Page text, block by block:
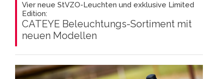
Vier neue StVZO-Leuchten und exklusive Limited
Edition:
CATEYE Beleuchtungs-Sortiment mit
neuen Modellen